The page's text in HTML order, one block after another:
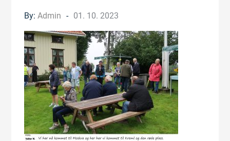
By:Admin
Posted
01. 10. 2023